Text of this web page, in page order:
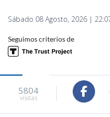
Sábado 08 Agosto, 2026 |
Seguimos criterios de
5804
visitas